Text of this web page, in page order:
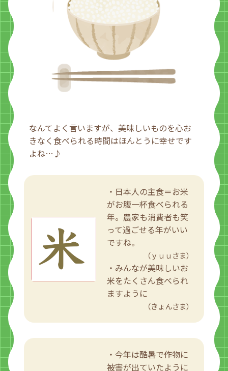
なんてよく言いますが、美味しいものを心お
きなく食べられる時間はほんとうに幸せです
よね…♪
・日本人の主食＝お米
がお腹一杯食べられる
年。農家も消費者も笑
って過ごせる年がいい
ですね。
（ｙｕｕさま）
・みんなが美味しいお
米をたくさん食べられ
ますように
（きょんさま）
・今年は酷暑で作物に
被害が出ていたように